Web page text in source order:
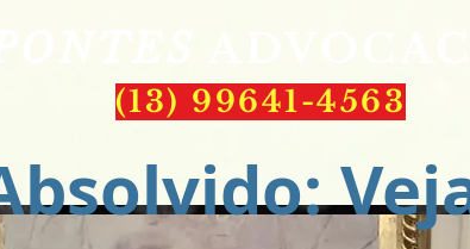
(13) 99641-4563